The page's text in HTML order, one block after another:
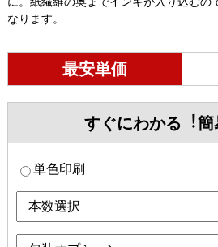
なります。
最安単価
すぐにわかる︕簡
単色印刷